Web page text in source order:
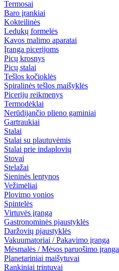
Termosai
Baro įrankiai
Kokteilinės
Ledukų formelės
Kavos malimo aparatai
Įranga picerijoms
Picų krosnys
Picų stalai
Tešlos kočioklės
Spiralinės tešlos maišyklės
Picerijų reikmenys
Termodėklai
Nerūdijančio plieno gaminiai
Gartraukiai
Stalai
Stalai su plautuvėmis
Stalai prie indaplovių
Stovai
Stelažai
Sieninės lentynos
Vežimėliai
Plovimo vonios
Spintelės
Virtuvės įranga
Gastronominės pjaustyklės
Daržovių pjaustyklės
Vakuumatoriai / Pakavimo įranga
Mėsmalės / Mėsos paruošimo įranga
Planetariniai maišytuvai
Rankiniai trintuvai